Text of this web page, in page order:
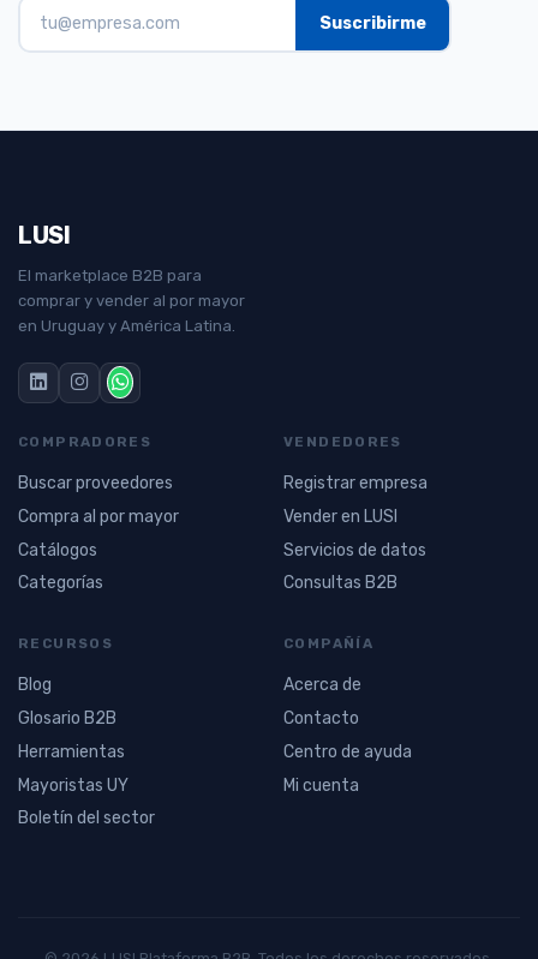
LUSI
El marketplace B2B para
comprar y vender al por mayor
en Uruguay y América Latina.
COMPRADORES
Buscar proveedores
Compra al por mayor
Catálogos
Categorías
VENDEDORES
Registrar empresa
Vender en LUSI
Servicios de datos
Consultas B2B
RECURSOS
Blog
Glosario B2B
Herramientas
Mayoristas UY
Boletín del sector
COMPAÑÍA
Acerca de
Contacto
Centro de ayuda
Mi cuenta